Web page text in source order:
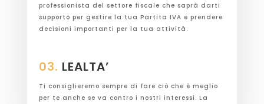
professionista del settore fiscale che saprà darti
supporto per gestire la tua Partita IVA e prendere
decisioni importanti per la tua attività.
03. LEALTA’
Ti consiglieremo sempre di fare ciò che è meglio
per te anche se va contro i nostri interessi. La